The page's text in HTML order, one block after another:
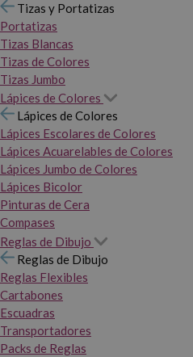
Tizas y Portatizas
Portatizas
Tizas Blancas
Tizas de Colores
Tizas Jumbo
Lápices de Colores
Lápices de Colores
Lápices Escolares de Colores
Lápices Acuarelables de Colores
Lápices Jumbo de Colores
Lápices Bicolor
Pinturas de Cera
Compases
Reglas de Dibujo
Reglas de Dibujo
Reglas Flexibles
Cartabones
Escuadras
Transportadores
Packs de Reglas